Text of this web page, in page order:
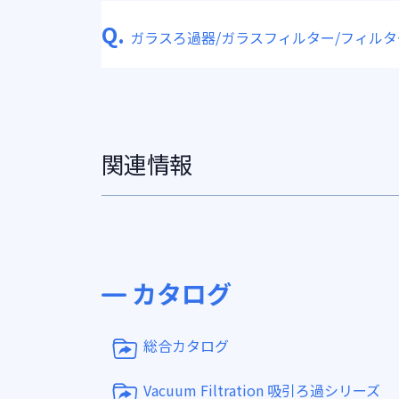
Q. ガラスろ過器/ガラスフィルター/フィル
関連情報
カタログ
総合カタログ
Vacuum Filtration 吸引ろ過シリーズ